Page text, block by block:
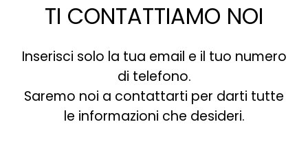
TI CONTATTIAMO NOI
Inserisci solo la tua email e il tuo numero
di telefono.
Saremo noi a contattarti per darti tutte
le informazioni che desideri.